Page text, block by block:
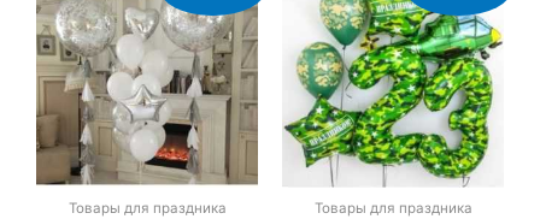
Товары для праздника Товары для праздника